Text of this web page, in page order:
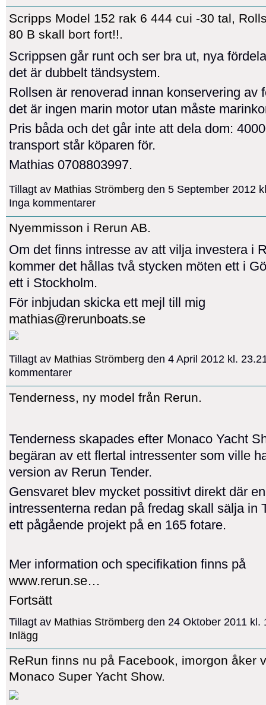
Scripps Model 152 rak 6 444 cui -30 tal,
80 B skall bort fort!!.
Scrippsen går runt och ser bra ut, nya
det är dubbelt tändsystem.
Rollsen är renoverad innan konservering av
det är ingen marin motor utan måste
Pris båda och det går inte att dela dom:
transport står köparen för.
Mathias 0708803997.
Tillagt av Mathias Strömberg den 5 September 2012
Inga kommentarer
Nyemmisson i Rerun AB.
Om det finns intresse av att vilja investera i
kommer det hållas två stycken möten ett i
ett i Stockholm.
För inbjudan skicka ett mejl till mig
mathias@rerunboats.se
Tillagt av Mathias Strömberg den 4 April 2012 kl.
kommentarer
Tenderness, ny model från Rerun.
Tenderness skapades efter Monaco Yacht
begäran av ett flertal intressenter som ville
version av Rerun Tender.
Gensvaret blev mycket possitivt direkt där
intressenterna redan på fredag skall sälja in
ett pågående projekt på en 165 fotare.
Mer information och specifikation finns på
www.rerun.se…
Fortsätt
Tillagt av Mathias Strömberg den 24 Oktober 2011
Inlägg
ReRun finns nu på Facebook, imorgon åker
Monaco Super Yacht Show.